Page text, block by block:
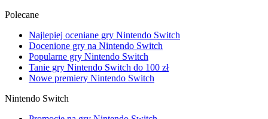
Polecane
Najlepiej oceniane gry Nintendo Switch
Docenione gry na Nintendo Switch
Popularne gry Nintendo Switch
Tanie gry Nintendo Switch do 100 zł
Nowe premiery Nintendo Switch
Nintendo Switch